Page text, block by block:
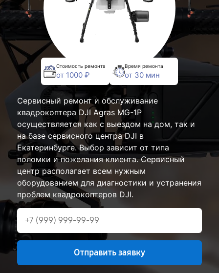
Стоимость ремонта
от 1000 ₽
Время ремонта
от 30 мин
Сервисный ремонт и обслуживание
квадрокоптера DJI Agras MG-1P
осуществляется как с выездом на дом, так и
на базе сервисного центра DJI в
Екатеринбурге. Выбор зависит от типа
поломки и пожелания клиента. Сервисный
центр располагает всем нужным
оборудованием для диагностики и устранения
проблем квадрокоптеров DJI.
Отправить заявку